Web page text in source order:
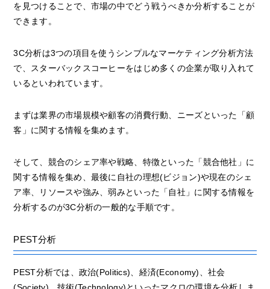
を見つけることで、市場の中でどう戦うべきか分析することが
できます。
3C分析は3つの項目を使うシンプルなマーケティング分析方法
で、スターバックスコーヒーをはじめ多くの企業が取り入れて
いるといわれています。
まずは業界の市場規模や顧客の消費行動、ニーズといった「顧
客」に関する情報を集めます。
そして、競合のシェア率や戦略、特徴といった「競合他社」に
関する情報を集め、最後に自社の理想(ビジョン)や現在のシェ
ア率、リソースや強み、弱みといった「自社」に関する情報を
分析するのが3C分析の一般的な手順です。
PEST分析
PEST分析では、政治(Politics)、経済(Economy)、社会